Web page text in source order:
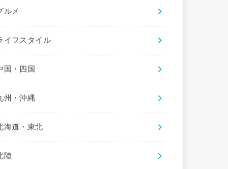
ルメ
イフスタイル
国・四国
州・沖縄
海道・東北
陸